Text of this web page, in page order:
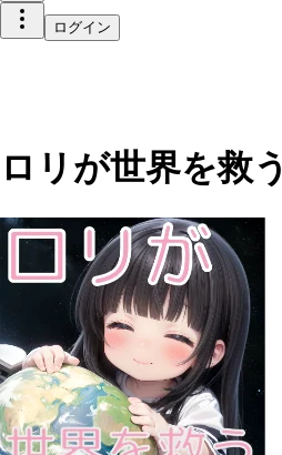
ログイン
ロリが世界を救う